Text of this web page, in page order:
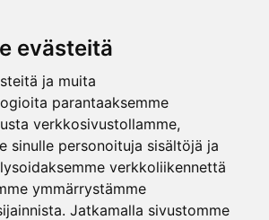
evästeitä
ja muita
parantaaksemme
verkkosivustollamme,
sinulle personoituja sisältöjä ja
verkkoliikennettä
ymmärrystämme
Jatkamalla sivustomme